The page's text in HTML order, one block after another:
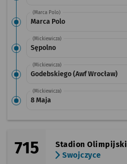
(Marca Polo)
Marca Polo
(Mickiewicza)
Sępolno
(Mickiewicza)
Godebskiego (Awf Wrocław)
(Mickiewicza)
8 Maja
715
Stadion Olimpijski
Swojczyce